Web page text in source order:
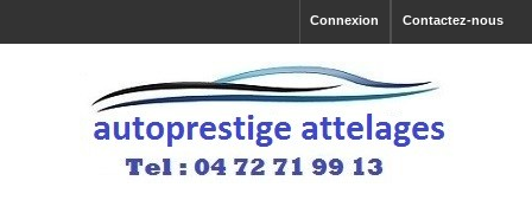
Contactez-nous
Connexion